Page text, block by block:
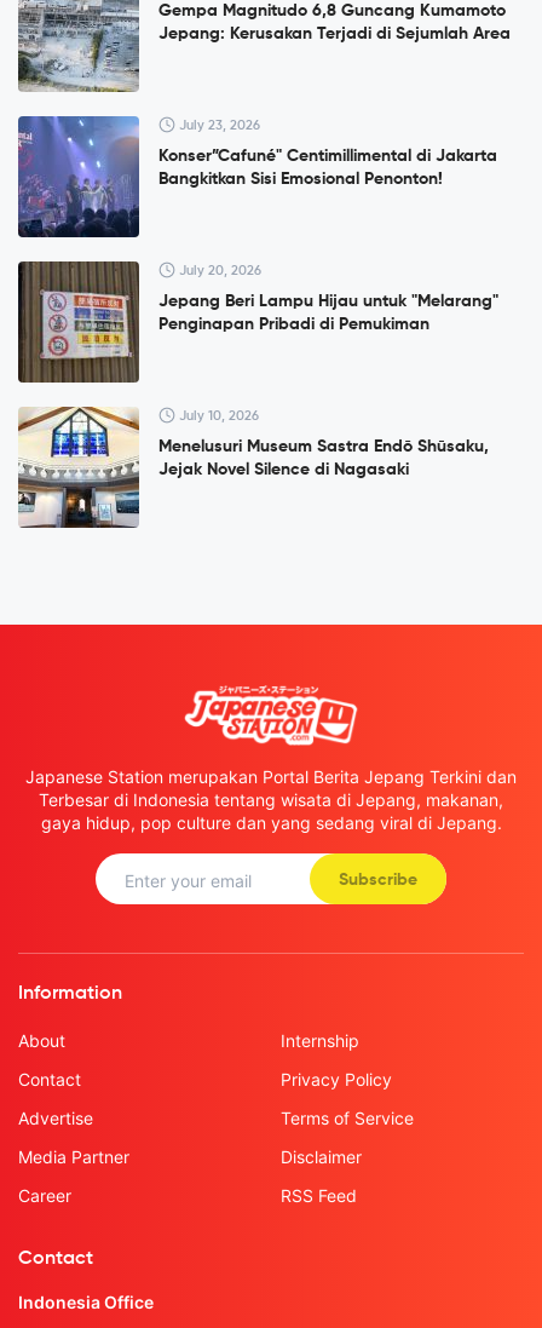
Gempa Magnitudo 6,8 Guncang Kumamoto
Jepang: Kerusakan Terjadi di Sejumlah Area
July 23, 2026
Konser”Cafuné" Centimillimental di Jakarta
Bangkitkan Sisi Emosional Penonton!
July 20, 2026
Jepang Beri Lampu Hijau untuk "Melarang"
Penginapan Pribadi di Pemukiman
July 10, 2026
Menelusuri Museum Sastra Endō Shūsaku,
Jejak Novel Silence di Nagasaki
Japanese Station merupakan Portal Berita Jepang Terkini dan
Terbesar di Indonesia tentang wisata di Jepang, makanan,
gaya hidup, pop culture dan yang sedang viral di Jepang.
Subscribe
Information
About
Contact
Advertise
Media Partner
Career
Internship
Privacy Policy
Terms of Service
Disclaimer
RSS Feed
Contact
Indonesia Office